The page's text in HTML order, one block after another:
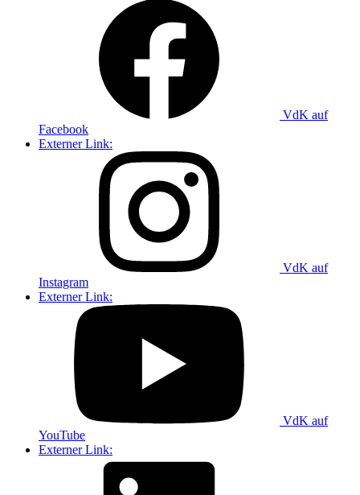
VdK auf
Facebook
Externer Link:
VdK auf
Instagram
Externer Link:
VdK auf
YouTube
Externer Link: